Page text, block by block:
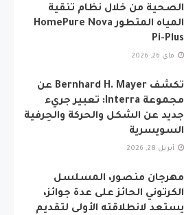
الصحية من خلال نظام تنقية
المياه المتطور HomePure Nova
Pi-Plus
ماي 26, 2026
تكشف Bernhard H. Mayer عن
مجموعة Interra: تعبير جريء
جديد عن الشكل والحركة والحِرفية
السويسرية
أبريل 28, 2026
مهرجان منصور، المسلسل
الكرتوني الحائز على عدة جوائز،
يستعد لانطلاقته الأولى لتقديم